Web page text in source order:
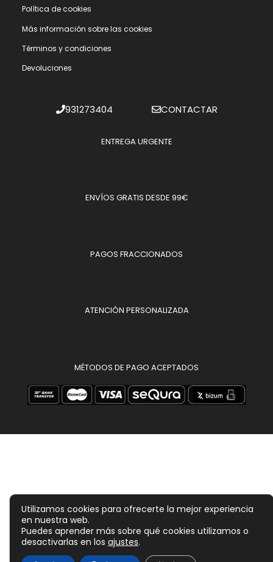
Polí­tica de cookies
Más información sobre las cookies
Términos y condiciones
Devoluciones
931273404 CONTACTAR
ENTREGA URGENTE
ENVÍOS GRATIS DESDE 99€
PAGOS FRACCIONADOS
ATENCIÓN PERSONALIZADA
MÉTODOS DE PAGO ACEPTADOS
179,00€
Utilizamos cookies para ofrecerte la mejor experiencia
en nuestra web.
Puedes aprender más sobre qué cookies utilizamos o
desactivarlas en los ajustes.